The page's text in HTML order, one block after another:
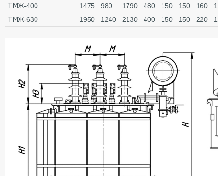
ТМЖ-400
1475 980 1790 480 150 150 160
ТМЖ-630
1950 1240 2130 400 150 150 220